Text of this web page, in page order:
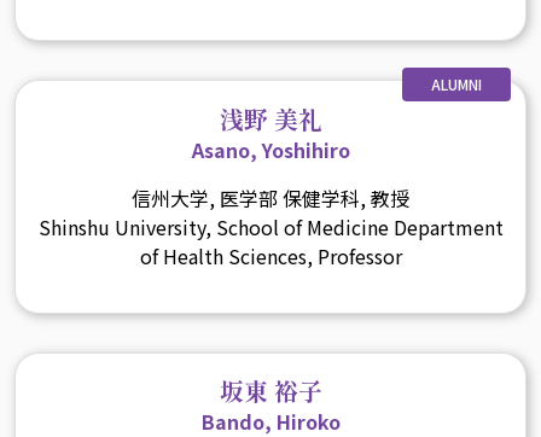
ALUMNI
浅野 美礼
Asano, Yoshihiro
信州大学, 医学部 保健学科, 教授
Shinshu University, School of Medicine Department
of Health Sciences, Professor
坂東 裕子
Bando, Hiroko